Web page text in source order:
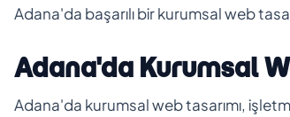
Adana'da başarılı bir kurumsal web
Adana'da Kurumsal
Adana'da kurumsal web tasarımı,